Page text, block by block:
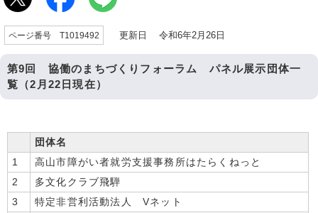
ページ番号 T1019492 更新日 令和6年2月26日
第9回 協働のまちづくりフォーラム パネル展示団体一
覧（2月22日現在）
団体名
1
高山市障がい者就労支援事務所はたらくねっと
2
多文化クラブ飛騨
3
特定非営利活動法人 Vネット